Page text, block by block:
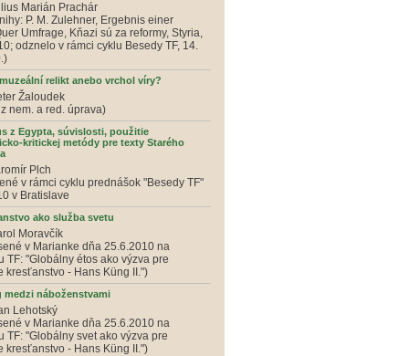
Marián Prachár
P. M. Zulehner, Ergebnis einer
Umfrage, Kňazi sú za reformy, Styria,
odznelo v rámci cyklu Besedy TF, 14.
relikt anebo vrchol víry?
Žaloudek
nem. a red. úprava)
z Egypta, súvislosti, použitie
kritickej metódy pre texty Starého
Plch
v rámci cyklu prednášok "Besedy TF"
v Bratislave
ako služba svetu
Moravčík
v Marianke dňa 25.6.2010 na
TF: "Globálny étos ako výzva pre
kresťanstvo - Hans Küng II.")
medzi náboženstvami
Lehotský
v Marianke dňa 25.6.2010 na
TF: "Globálny svet ako výzva pre
kresťanstvo - Hans Küng II.")